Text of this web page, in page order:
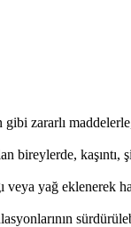
zararlı
bireylerde,
veya yağ eklenerek